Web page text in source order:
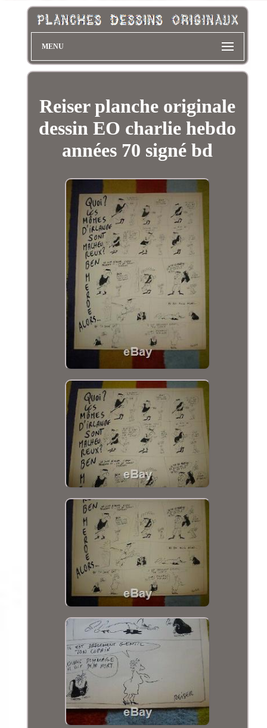
MENU
Reiser planche originale
dessin EO charlie hebdo
années 70 signé bd